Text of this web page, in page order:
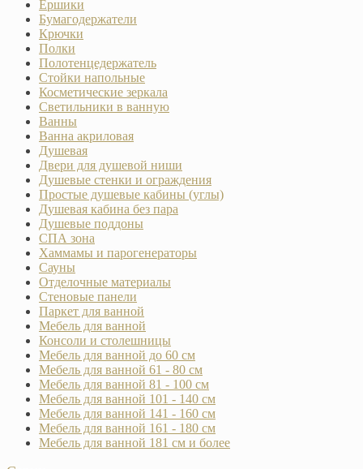
Ёршики
Бумагодержатели
Крючки
Полки
Полотенцедержатель
Стойки напольные
Косметические зеркала
Светильники в ванную
Ванны
Ванна акриловая
Душевая
Двери для душевой ниши
Душевые стенки и ограждения
Простые душевые кабины (углы)
Душевая кабина без пара
Душевые поддоны
СПА зона
Хаммамы и парогенераторы
Сауны
Отделочные материалы
Стеновые панели
Паркет для ванной
Мебель для ванной
Консоли и столешницы
Мебель для ванной до 60 см
Мебель для ванной 61 - 80 см
Мебель для ванной 81 - 100 см
Мебель для ванной 101 - 140 см
Мебель для ванной 141 - 160 см
Мебель для ванной 161 - 180 см
Мебель для ванной 181 см и более